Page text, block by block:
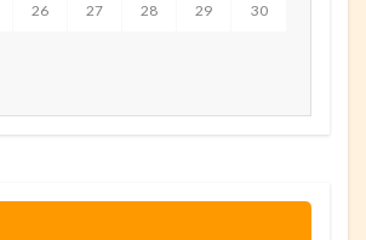
26 27 28 29 30